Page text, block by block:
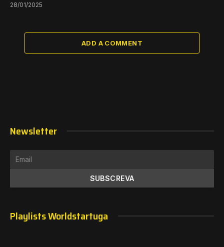
28/01/2025
ADD A COMMENT
Newsletter
Playlists Worldstartuga